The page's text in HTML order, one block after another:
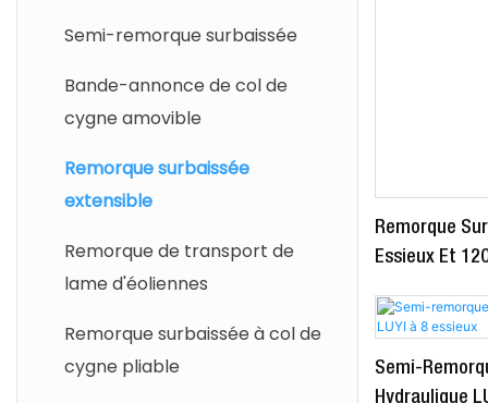
Semi-remorque surbaissée
Bande-annonce de col de
cygne amovible
Remorque surbaissée
extensible
Remorque de transport de
lame d'éoliennes
Remorque surbaissée à col de
cygne pliable
Remorque
Essieux Et
Semi-
Hydraulique